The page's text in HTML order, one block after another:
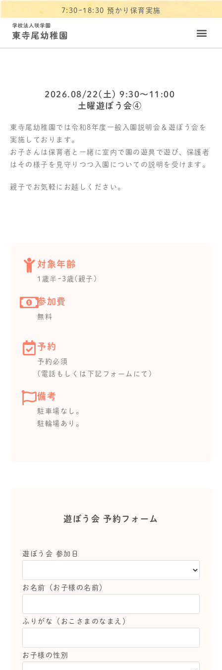
7:30~18:30 預かり保育実施
2026.08/22(土) 9:30〜11:00
土曜遊ぼう会④
東寺尾幼稚園では令和8年度一般入園説明会＆遊ぼう会を
実施しております。
お子さんは保育者と一緒に室内で園の遊具で遊び、保護者
はその様子を見守りつつ入園についての説明を受けます。
親子でお気軽にお越しください。
対象年齢
1歳半~3歳(親子)
参加費
無料
予約
予約必須
(電話もしくは下記フォームにて)
備考
駐車場なし。
駐輪場あり。
遊ぼう会 予約フォーム
遊ぼう会 参加日
お名前（お子様の名前）
ふりがな（おこさまのなまえ）
お子様の性別